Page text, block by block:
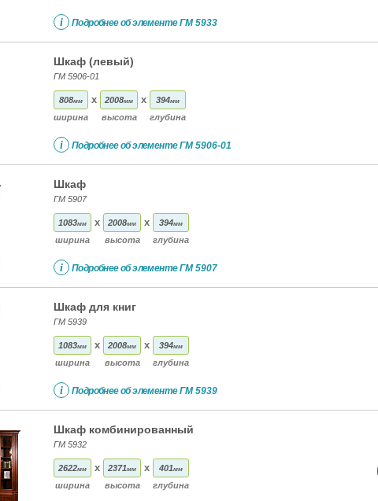
i Подробнее об элементеГМ 5933
Шкаф (левый)
ГМ 5906-01
808мм
ширина
x 2008мм
высота
x 394мм
глубина
i Подробнее об элементеГМ 5906-01
Шкаф
ГМ 5907
1083мм
ширина
x 2008мм
высота
x 394мм
глубина
i Подробнее об элементеГМ 5907
Шкаф для книг
ГМ 5939
1083мм
ширина
x 2008мм
высота
x 394мм
глубина
i Подробнее об элементеГМ 5939
Шкаф комбинированный
ГМ 5932
2622мм
ширина
x 2371мм
высота
x 401мм
глубина